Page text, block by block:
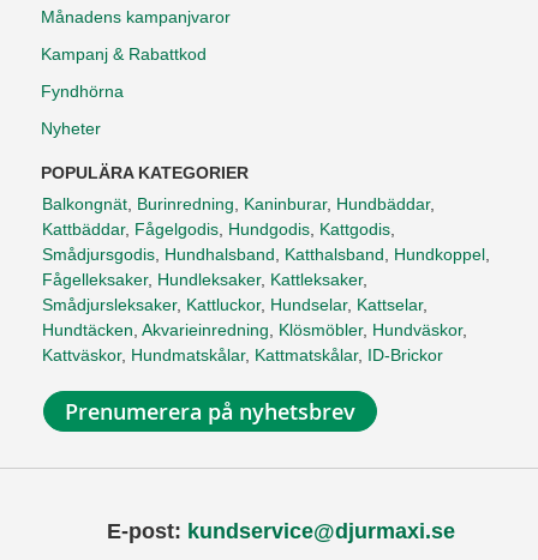
Månadens kampanjvaror
Kampanj & Rabattkod
Fyndhörna
Nyheter
POPULÄRA KATEGORIER
Balkongnät, Burinredning, Kaninburar, Hundbäddar,
Kattbäddar, Fågelgodis, Hundgodis, Kattgodis,
Smådjursgodis, Hundhalsband, Katthalsband, Hundkoppel,
Fågelleksaker, Hundleksaker, Kattleksaker,
Smådjursleksaker, Kattluckor, Hundselar, Kattselar,
Hundtäcken, Akvarieinredning, Klösmöbler, Hundväskor,
Kattväskor, Hundmatskålar, Kattmatskålar, ID-Brickor
Prenumerera på nyhetsbrev
E-post: kundservice@djurmaxi.se